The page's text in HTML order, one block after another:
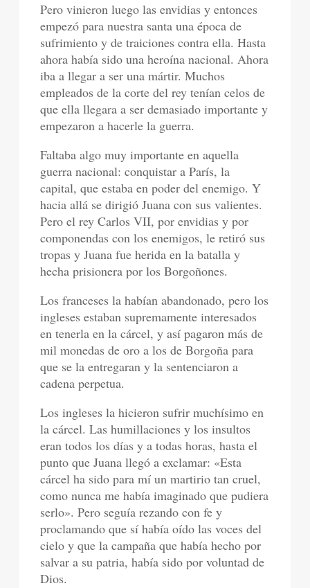
Pero vinieron luego las envidias y entonces
empezó para nuestra santa una época de
sufrimiento y de traiciones contra ella. Hasta
ahora había sido una heroína nacional. Ahora
iba a llegar a ser una mártir. Muchos
empleados de la corte del rey tenían celos de
que ella llegara a ser demasiado importante y
empezaron a hacerle la guerra.
Faltaba algo muy importante en aquella
guerra nacional: conquistar a París, la
capital, que estaba en poder del enemigo. Y
hacia allá se dirigió Juana con sus valientes.
Pero el rey Carlos VII, por envidias y por
componendas con los enemigos, le retiró sus
tropas y Juana fue herida en la batalla y
hecha prisionera por los Borgoñones.
Los franceses la habían abandonado, pero los
ingleses estaban supremamente interesados
en tenerla en la cárcel, y así pagaron más de
mil monedas de oro a los de Borgoña para
que se la entregaran y la sentenciaron a
cadena perpetua.
Los ingleses la hicieron sufrir muchísimo en
la cárcel. Las humillaciones y los insultos
eran todos los días y a todas horas, hasta el
punto que Juana llegó a exclamar: «Esta
cárcel ha sido para mí un martirio tan cruel,
como nunca me había imaginado que pudiera
serlo». Pero seguía rezando con fe y
proclamando que sí había oído las voces del
cielo y que la campaña que había hecho por
salvar a su patria, había sido por voluntad de
Dios.